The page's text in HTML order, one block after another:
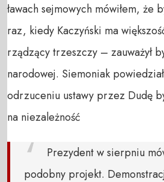
ławach sejmowych mówiłem, że
raz, kiedy Kaczyński ma
rządzący trzeszczy – zauważył
narodowej. Siemoniak
odrzuceniu ustawy przez Dudę
na niezależność
Prezydent w sierpniu
podobny projekt.